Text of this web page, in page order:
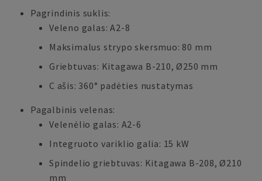
Pagrindinis suklis:
Veleno galas: A2-8
Maksimalus strypo skersmuo: 80 mm
Griebtuvas: Kitagawa B-210, Ø250 mm
C ašis: 360° padėties nustatymas
Pagalbinis velenas:
Velenėlio galas: A2-6
Integruoto variklio galia: 15 kW
Spindelio griebtuvas: Kitagawa B-208, Ø210
mm